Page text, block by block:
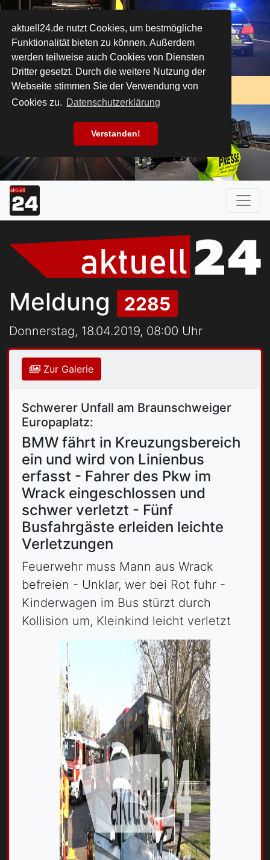
aktuell24.de nutzt Cookies, um bestmögliche
Funktionalität bieten zu können. Außerdem
werden teilweise auch Cookies von Diensten
Dritter gesetzt. Durch die weitere Nutzung der
Webseite stimmen Sie der Verwendung von
Cookies zu. Datenschutzerklärung
Verstanden!
Meldung 2285
Donnerstag, 18.04.2019, 08:00 Uhr
Zur Galerie
Schwerer Unfall am Braunschweiger
Europaplatz:
BMW fährt in Kreuzungsbereich
ein und wird von Linienbus
erfasst - Fahrer des Pkw im
Wrack eingeschlossen und
schwer verletzt - Fünf
Busfahrgäste erleiden leichte
Verletzungen
Feuerwehr muss Mann aus Wrack
befreien - Unklar, wer bei Rot fuhr -
Kinderwagen im Bus stürzt durch
Kollision um, Kleinkind leicht verletzt